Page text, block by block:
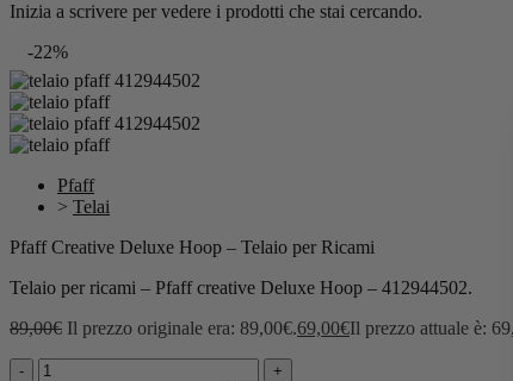
Inizia a scrivere per vedere i prodotti che stai cercando.
-22%
Pfaff
> Telai
Pfaff Creative Deluxe Hoop – Telaio per Ricami
Telaio per ricami – Pfaff creative Deluxe Hoop – 412944502.
89,00€ Il prezzo originale era: 89,00€.69,00€Il prezzo attuale è:
-
+